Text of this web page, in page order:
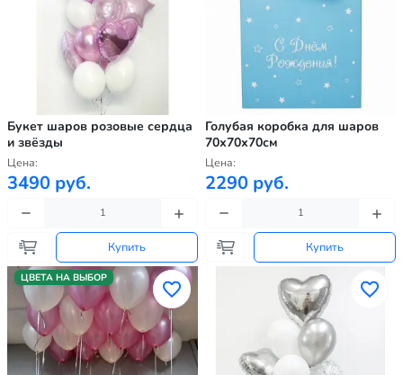
Букет шаров розовые сердца
и звёзды
Цена:
3490 руб.
Купить
Голубая коробка для шаров
70х70х70см
Цена:
2290 руб.
Купить
ЦВЕТА НА ВЫБОР